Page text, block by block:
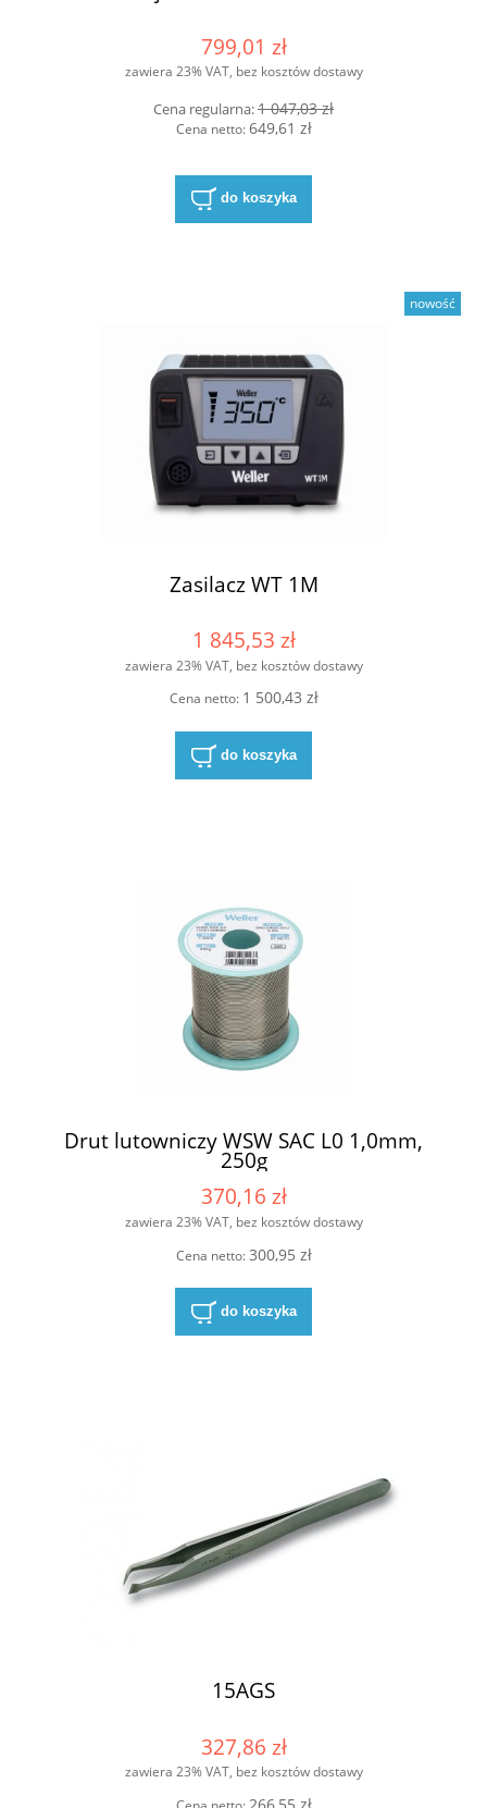
799,01 zł
zawiera 23% VAT, bez kosztów dostawy
Cena regularna:1 047,03 zł
Cena netto:649,61 zł
do koszyka
Zasilacz WT 1M
1 845,53 zł
zawiera 23% VAT, bez kosztów dostawy
Cena netto: 1 500,43 zł
do koszyka
nowość
Drut lutowniczy WSW SAC L0 1,0mm,
250g
370,16 zł
zawiera 23% VAT, bez kosztów dostawy
Cena netto:300,95 zł
do koszyka
15AGS
327,86 zł
zawiera 23% VAT, bez kosztów dostawy